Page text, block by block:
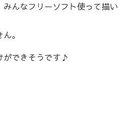
んなフリーソフト使って描い
。
ができそうです♪